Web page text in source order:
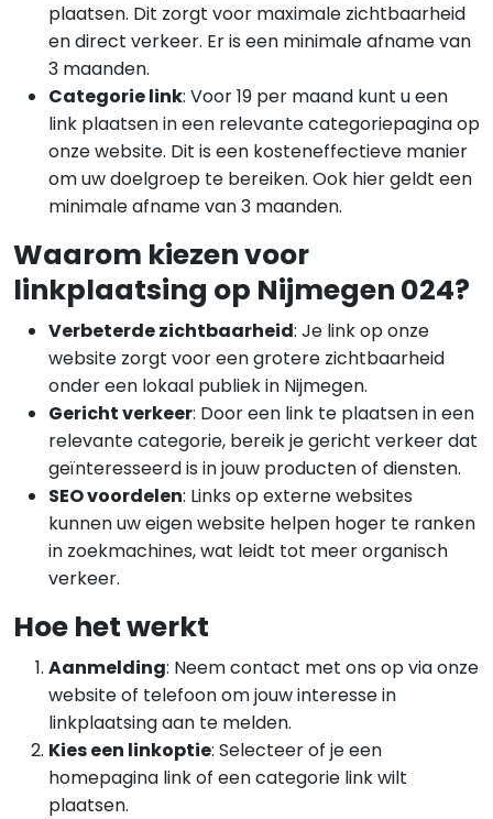
plaatsen. Dit zorgt voor maximale zichtbaarheid
en direct verkeer. Er is een minimale afname van
3 maanden.
Categorie link: Voor 19 per maand kunt u een
link plaatsen in een relevante categoriepagina op
onze website. Dit is een kosteneffectieve manier
om uw doelgroep te bereiken. Ook hier geldt een
minimale afname van 3 maanden.
Waarom kiezen voor
linkplaatsing op Nijmegen 024?
Verbeterde zichtbaarheid: Je link op onze
website zorgt voor een grotere zichtbaarheid
onder een lokaal publiek in Nijmegen.
Gericht verkeer: Door een link te plaatsen in een
relevante categorie, bereik je gericht verkeer dat
geïnteresseerd is in jouw producten of diensten.
SEO voordelen: Links op externe websites
kunnen uw eigen website helpen hoger te ranken
in zoekmachines, wat leidt tot meer organisch
verkeer.
Hoe het werkt
Aanmelding: Neem contact met ons op via onze
website of telefoon om jouw interesse in
linkplaatsing aan te melden.
Kies een linkoptie: Selecteer of je een
homepagina link of een categorie link wilt
plaatsen.